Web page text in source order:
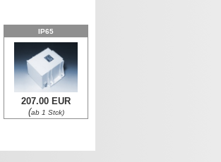
IP65
207.00 EUR
(ab 1 Stck)